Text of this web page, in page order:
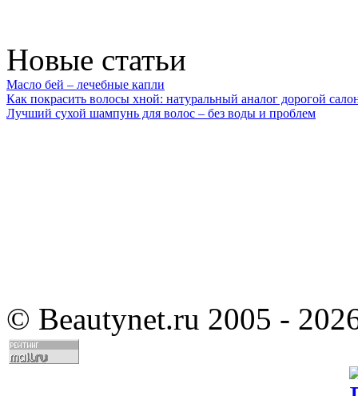
Новые статьи
Масло бей – лечебные капли
Как покрасить волосы хной: натуральный аналог дорогой
Лучший сухой шампунь для волос – без воды и проблем
© Beautynet.ru 2005 -